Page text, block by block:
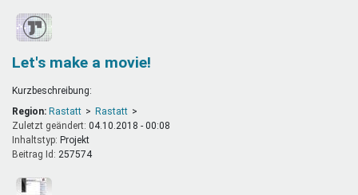
Let's make a movie!
Kurzbeschreibung:
Region: Rastatt
Rastatt
Zuletzt geändert: 04.10.2018 - 00:08
Inhaltstyp:
projekt
Beitrag Id: 257574